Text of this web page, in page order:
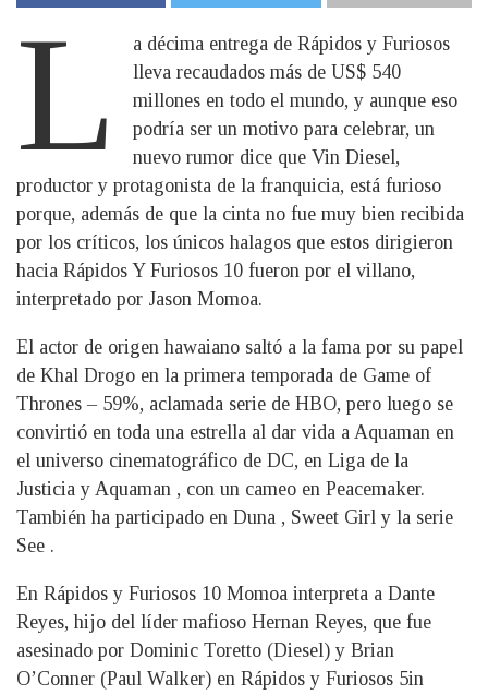
L
a décima entrega de Rápidos y Furiosos
lleva recaudados más de US$ 540
millones en todo el mundo, y aunque eso
podría ser un motivo para celebrar, un
nuevo rumor dice que Vin Diesel,
productor y protagonista de la franquicia, está furioso
porque, además de que la cinta no fue muy bien recibida
por los críticos, los únicos halagos que estos dirigieron
hacia Rápidos Y Furiosos 10 fueron por el villano,
interpretado por Jason Momoa.
El actor de origen hawaiano saltó a la fama por su papel
de Khal Drogo en la primera temporada de Game of
Thrones – 59%, aclamada serie de HBO, pero luego se
convirtió en toda una estrella al dar vida a Aquaman en
el universo cinematográfico de DC, en Liga de la
Justicia y Aquaman , con un cameo en Peacemaker.
También ha participado en Duna , Sweet Girl y la serie
See .
En Rápidos y Furiosos 10 Momoa interpreta a Dante
Reyes, hijo del líder mafioso Hernan Reyes, que fue
asesinado por Dominic Toretto (Diesel) y Brian
O’Conner (Paul Walker) en Rápidos y Furiosos 5in